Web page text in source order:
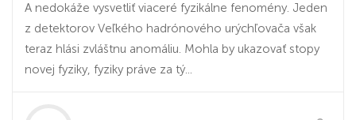
A nedokáže vysvetliť viaceré fyzikálne fenomény. Jeden
z detektorov Veľkého hadrónového urýchľovača však
teraz hlási zvláštnu anomáliu. Mohla by ukazovať stopy
novej fyziky, fyziky práve za tý...